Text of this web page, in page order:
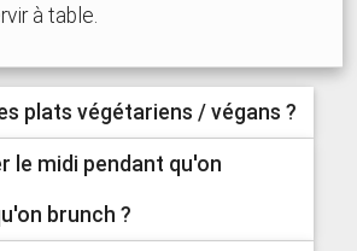
à table.
plats végétariens / végans ?
le midi pendant qu'on
brunch ?